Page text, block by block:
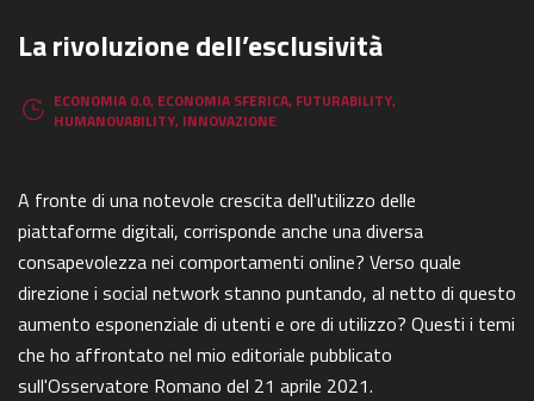
La rivoluzione dell’esclusività
ECONOMIA 0.0, ECONOMIA SFERICA, FUTURABILITY,
HUMANOVABILITY, INNOVAZIONE
A fronte di una notevole crescita dell'utilizzo delle
piattaforme digitali, corrisponde anche una diversa
consapevolezza nei comportamenti online? Verso quale
direzione i social network stanno puntando, al netto di questo
aumento esponenziale di utenti e ore di utilizzo? Questi i temi
che ho affrontato nel mio editoriale pubblicato
sull'Osservatore Romano del 21 aprile 2021.